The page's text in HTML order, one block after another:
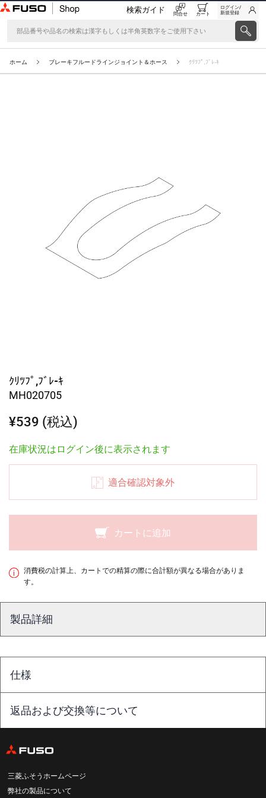
検索ガイド 問合せ カート
ログイン/
新規登録
ホーム ブレーキフルードラインジョイント＆ホース ｸﾘﾂﾌﾟ,ﾌﾞﾚ-ｷ
ｸﾘﾂﾌﾟ,ﾌﾞﾚ-ｷ
MH020705
¥539 (税込)
在庫状況はログイン後に表示されます
適合確認対象外
カートに追加
消費税の計算上、カートでの精算の際に合計額が異なる場合がありま
す。
製品詳細
仕様
返品および交換等について
三菱ふそうホームページ
弊社の製品について